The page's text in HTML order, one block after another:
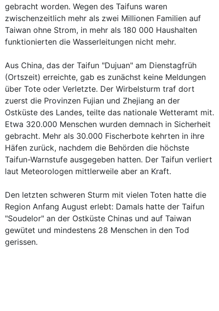
gebracht worden. Wegen des Taifuns waren
zwischenzeitlich mehr als zwei Millionen Familien auf
Taiwan ohne Strom, in mehr als 180 000 Haushalten
funktionierten die Wasserleitungen nicht mehr.
Aus China, das der Taifun "Dujuan" am Dienstagfrüh
(Ortszeit) erreichte, gab es zunächst keine Meldungen
über Tote oder Verletzte. Der Wirbelsturm traf dort
zuerst die Provinzen Fujian und Zhejiang an der
Ostküste des Landes, teilte das nationale Wetteramt mit.
Etwa 320.000 Menschen wurden demnach in Sicherheit
gebracht. Mehr als 30.000 Fischerbote kehrten in ihre
Häfen zurück, nachdem die Behörden die höchste
Taifun-Warnstufe ausgegeben hatten. Der Taifun verliert
laut Meteorologen mittlerweile aber an Kraft.
Den letzten schweren Sturm mit vielen Toten hatte die
Region Anfang August erlebt: Damals hatte der Taifun
"Soudelor" an der Ostküste Chinas und auf Taiwan
gewütet und mindestens 28 Menschen in den Tod
gerissen.